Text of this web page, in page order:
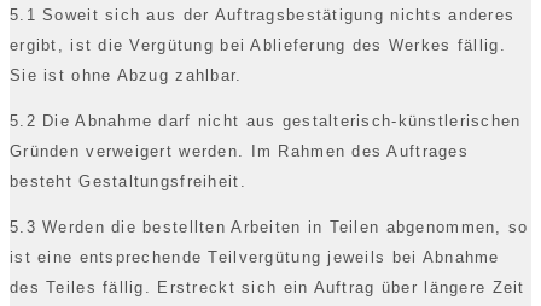
5.1 Soweit sich aus der Auftragsbestätigung nichts anderes
ergibt, ist die Vergütung bei Ablieferung des Werkes fällig.
Sie ist ohne Abzug zahlbar.
5.2 Die Abnahme darf nicht aus gestalterisch-künstlerischen
Gründen verweigert werden. Im Rahmen des Auftrages
besteht Gestaltungsfreiheit.
5.3 Werden die bestellten Arbeiten in Teilen abgenommen, so
ist eine entsprechende Teilvergütung jeweils bei Abnahme
des Teiles fällig. Erstreckt sich ein Auftrag über längere Zeit